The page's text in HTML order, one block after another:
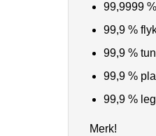
99,9999
99,9 %
99,9 %
99,9 %
99,9 %
Merk!